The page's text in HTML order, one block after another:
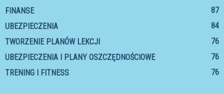
FINANSE
87
UBEZPIECZENIA
84
TWORZENIE PLANÓW LEKCJI
76
UBEZPIECZENIA I PLANY OSZCZĘDNOŚCIOWE
76
TRENING I FITNESS
76